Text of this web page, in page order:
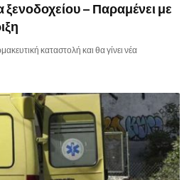
ξενοδοχείου – Παραμένει με
καταστολή και θα γίνει νέα